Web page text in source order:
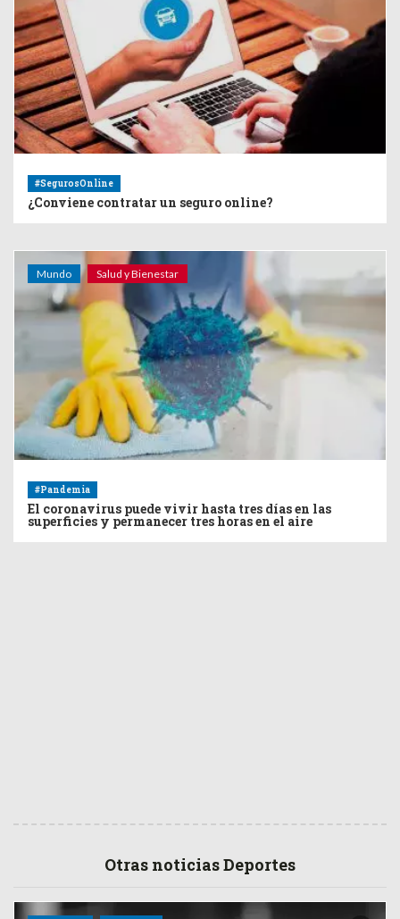
#SegurosOnline
¿Conviene contratar un seguro online?
Mundo Salud y Bienestar
#Pandemia
El coronavirus puede vivir hasta tres días en las
superficies y permanecer tres horas en el aire
Otras noticias Deportes